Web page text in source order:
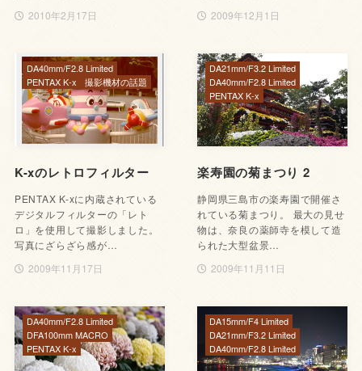
2010年2月17日
2009年12月1日
K-xのレトロフィルター
PENTAX K-xに内蔵されている
デジタルフィルターの「レト
ロ」を使用して撮影しました。
写真にざらざら感が…
2009年11月17日
DA40mm/F2.8 Limited
PENTAX K-x
撮影機材の話題
楽寿園の菊まつり 2
静岡県三島市の楽寿園で開催さ
れている菊まつり。 最大の見せ
物は、奈良の薬師寺を模して造
られた大型盆景…
2009年11月11日
DA21mm/F3.2 Limited
DA40mm/F2.8 Limited
PENTAX K-x
DA40mm/F2.8 Limited
DFA100mm MACRO
PENTAX K-x
DA15mm/F4 Limited
DA21mm/F3.2 Limited
DA40mm/F2.8 Limited